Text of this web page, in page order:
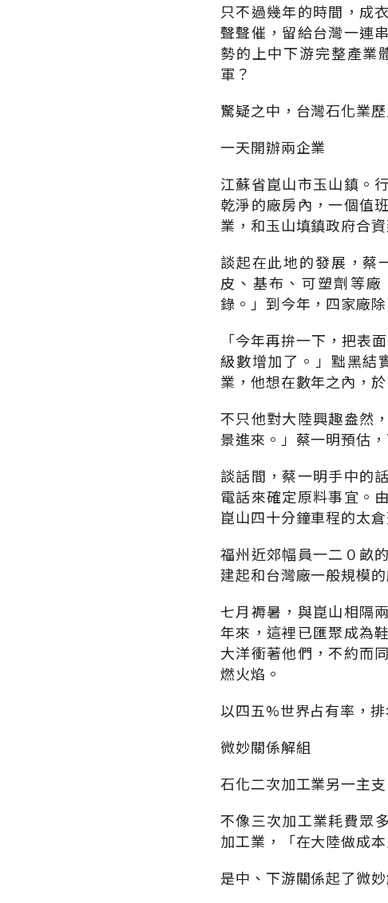
只不過幾年的時間，成
聲聲催，留給台灣一連
勢的上中下游完整產業
軍？
驚疑之中，台灣石化業
一天開辦兩企業
江蘇省崑山市玉山鎮。
乾淨的廠房內，一個值
業，和玉山填鎮政府合
談起在此地的發展，蔡
皮、基布、可塑劑等
錄。」到今年，四家廠
「今年再拚一下，把表
級數增加了。」黜黑結
業，他想在數年之內，
不只他對大陸興趣盎然
景進來。」蔡一明預估
談話間，蔡一明手中的
電話來確定原料事宜。
崑山四十分鐘車程的太倉
福州近郊幅員一二０畝
建起和台灣廠一般規模
七月褥暑，與崑山相隔
年來，這裡已匯聚成為
大洋衝著他們，不約而
燃火焰。
以四五%世界占有率，
微妙關係解組
石化二次加工業另一主
不像三次加工業耗費眾
加工業，「在大陸做成
是中、下游關係起了微